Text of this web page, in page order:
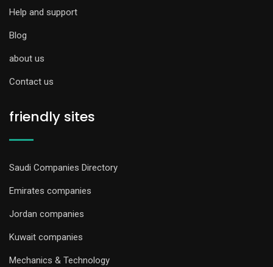
Help and support
Blog
about us
Contact us
friendly sites
Saudi Companies Directory
Emirates companies
Jordan companies
Kuwait companies
Mechanics & Technology